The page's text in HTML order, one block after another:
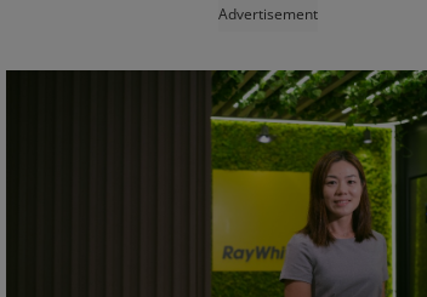
Advertisement